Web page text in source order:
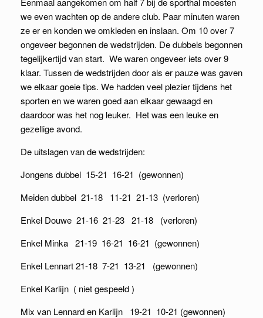
we even wachten op de andere club. Paar minuten waren
ze er en konden we omkleden en inslaan. Om 10 over 7
ongeveer begonnen de wedstrijden. De dubbels begonnen
tegelijkertijd van start. We waren ongeveer iets over 9
klaar. Tussen de wedstrijden door als er pauze was gaven
we elkaar goeie tips. We hadden veel plezier tijdens het
sporten en we waren goed aan elkaar gewaagd en
daardoor was het nog leuker. Het was een leuke en
gezellige avond.
De uitslagen van de wedstrijden:
Jongens dubbel 15-21 16-21 (gewonnen)
Meiden dubbel 21-18 11-21 21-13 (verloren)
Enkel Douwe 21-16 21-23 21-18 (verloren)
Enkel Minka 21-19 16-21 16-21 (gewonnen)
Enkel Lennart 21-18 7-21 13-21 (gewonnen)
Enkel Karlijn ( niet gespeeld )
Mix van Lennard en Karlijn 19-21 10-21 (gewonnen)